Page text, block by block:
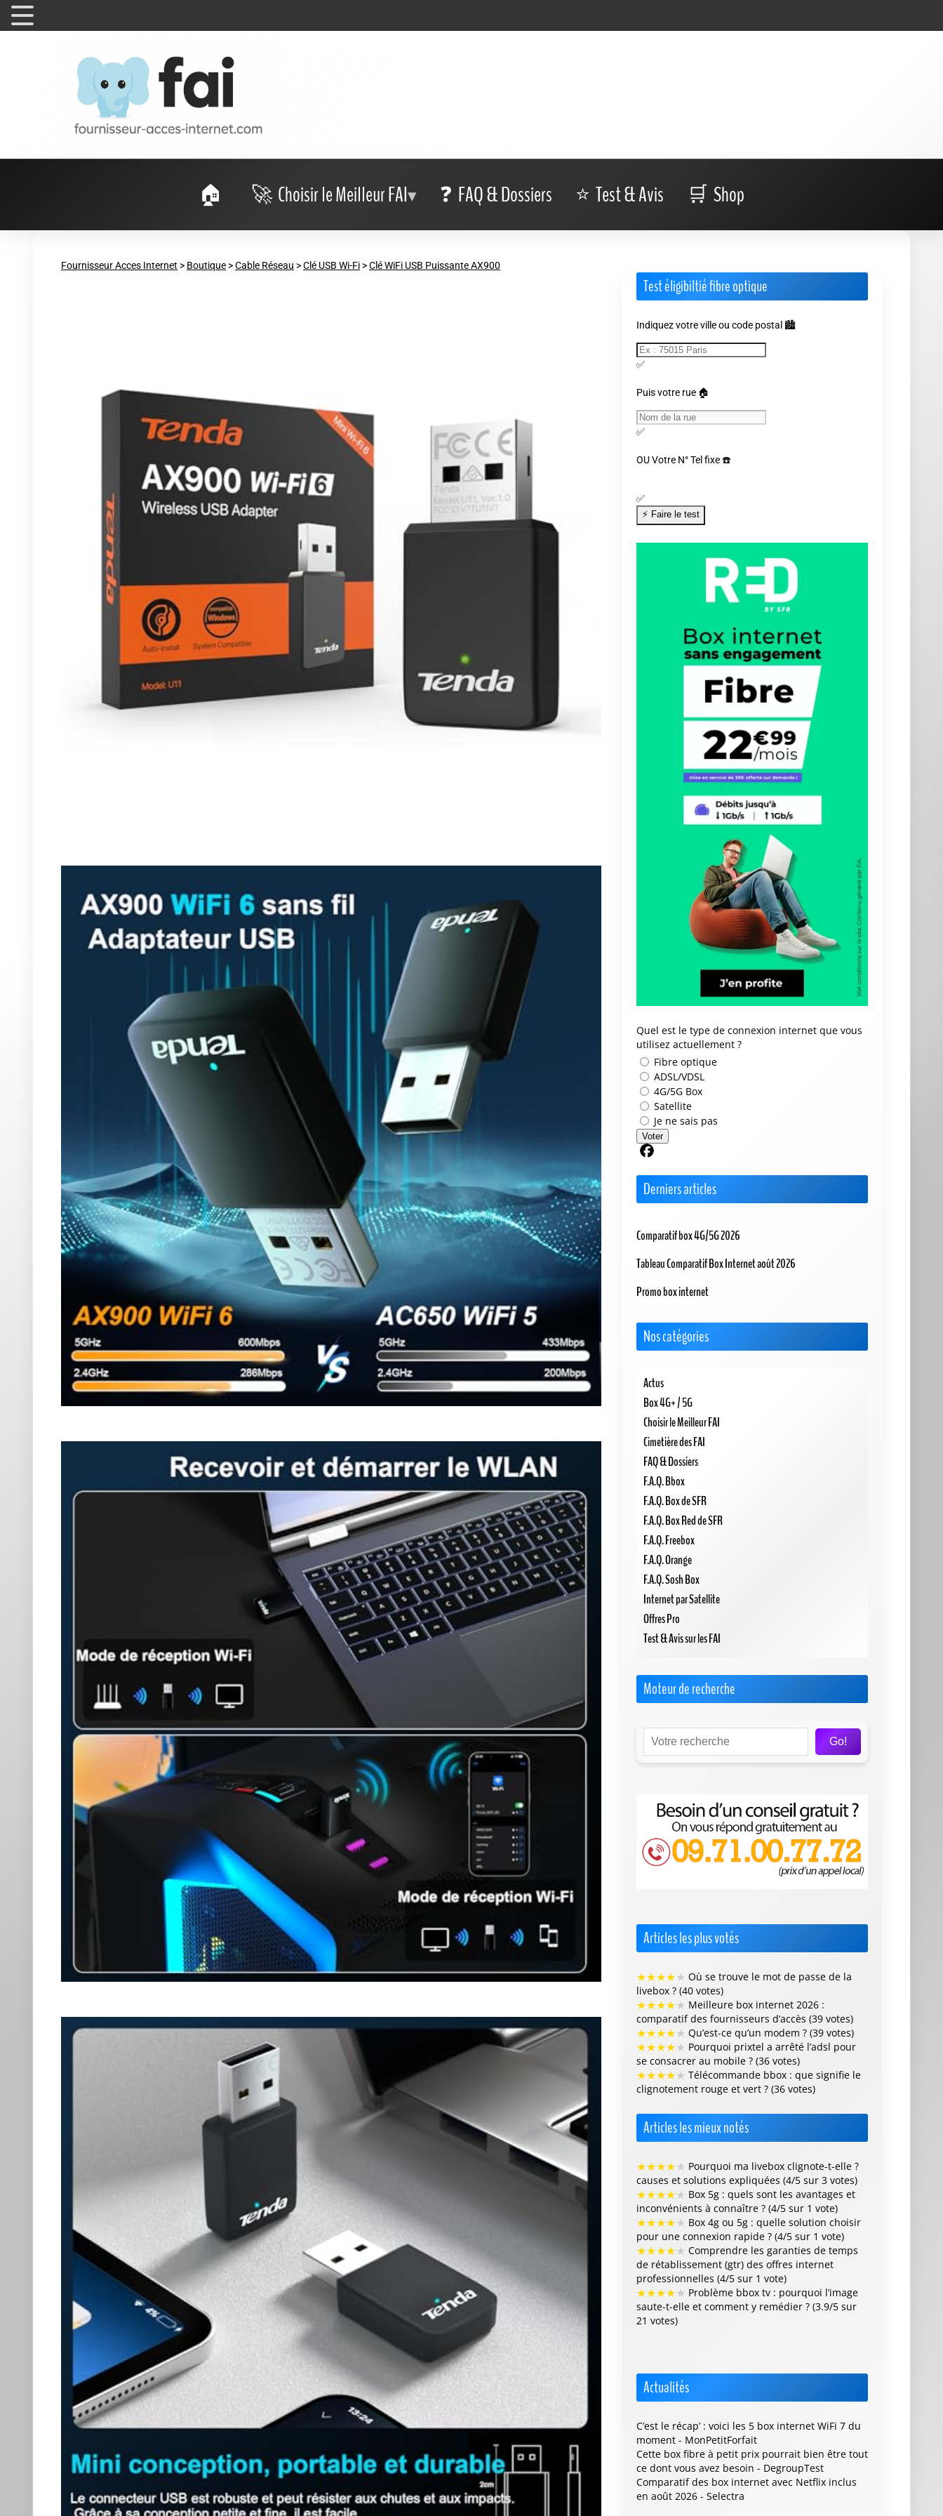
Choisir le Meilleur FAI FAQ & Dossiers Test & Avis Shop
Fournisseur Acces Internet > Boutique >Cable Réseau >Clé USB Wi-Fi >Clé WiFi USB Puissante AX900
Test éligibiltié fibre optique
Indiquez votre ville ou code postal 🏙️
✅
Puis votre rue 🏠
✅
OUVotre N° Tel fixe ☎️
✅
Quel est le type de connexion internet que vous
utilisez actuellement ?
Fibre optique
ADSL/VDSL
4G/5G Box
Satellite
Je ne sais pas
Voter
Derniers articles
Comparatif box 4G/5G 2026
Tableau Comparatif Box Internet août 2026
Promo box internet
Nos catégories
Actus
Box 4G+ / 5G
Choisir le Meilleur FAI
Cimetière des FAI
FAQ & Dossiers
F.A.Q. Bbox
F.A.Q. Box de SFR
F.A.Q. Box Red de SFR
F.A.Q. Freebox
F.A.Q. Orange
F.A.Q. Sosh Box
Internet par Satellite
Offres Pro
Test & Avis sur les FAI
Moteur de recherche
Go!
Articles les plus votés
★★★★★ Où se trouve le mot de passe de la
livebox ? (40 votes)
★★★★★ Meilleure box internet 2026 :
comparatif des fournisseurs d’accès (39 votes)
★★★★★ Qu’est-ce qu’un modem ? (39 votes)
★★★★★ Pourquoi prixtel a arrêté l’adsl pour
se consacrer au mobile ? (36 votes)
★★★★★ Télécommande bbox : que signifie le
clignotement rouge et vert ? (36 votes)
Articles les mieux notés
★★★★★ Pourquoi ma livebox clignote-t-elle ?
causes et solutions expliquées (4/5 sur 3 votes)
★★★★★ Box 5g : quels sont les avantages et
inconvénients à connaître ? (4/5 sur 1 vote)
★★★★★ Box 4g ou 5g : quelle solution choisir
pour une connexion rapide ? (4/5 sur 1 vote)
★★★★★ Comprendre les garanties de temps
de rétablissement (gtr) des offres internet
professionnelles (4/5 sur 1 vote)
★★★★★ Problème bbox tv : pourquoi l’image
saute-t-elle et comment y remédier ? (3.9/5 sur
21 votes)
Actualités
C’est le récap’ : voici les 5 box internet WiFi 7 du
moment - MonPetitForfait
Cette box fibre à petit prix pourrait bien être tout
ce dont vous avez besoin - DegroupTest
Comparatif des box internet avec Netflix inclus
en août 2026 - Selectra